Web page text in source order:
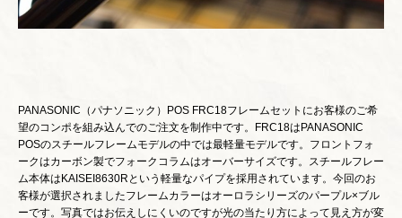
PANASONIC（パナソニック）POS FRC18フレームセットにお客様のご希
望のコンポを組み込んでのご注文を制作中です。FRC18はPANASONIC
POSのスチールフレームモデルの中では最軽量モデルです。フロントフォ
ークはカーボン製でフォークコラムはオーバーサイズです。スチールフレー
ム本体はKAISEI8630Rという軽量なパイプを採用されています。今回のお
客様が選択されましたフレームカラーはオーロラシリーズのパープル×ブル
ーです。写真ではお伝えしにくいのですが光の当たり方によって見え方が変